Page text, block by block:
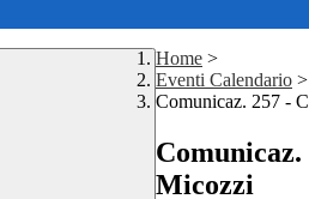
Home >
Eventi Calendario >
Comunicaz. 257 -
Micozzi